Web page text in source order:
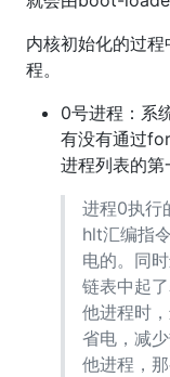
内核初始化的过
程。
0号进程：系
有没有通过
进程列表的第
进程0执行
hlt汇编指
电的。同
链表中起
他进程时
省电，减
他进程，